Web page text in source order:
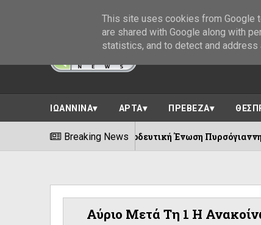
ΙΩΑΝΝΙΝΑ ΑΡΤΑ ΠΡΕΒΕΖΑ
Breaking News
100 χρόνια Προοδευτική Ένωση Πυρσόγιαννης ||Πλήθος
Αύριο Μετά Τη 1 Η
This site uses cookies from Google
are shared with Google along with
statistics, and to detect and address